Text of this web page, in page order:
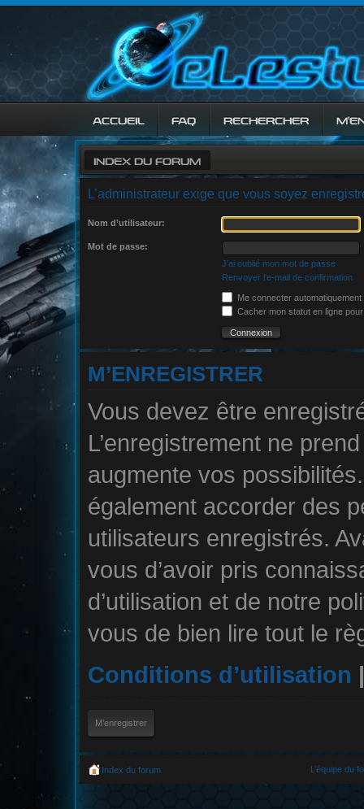
ACCUEIL FAQ RECHERCHER
INDEX DU FORUM
L’administrateur exige que vous soyez
Nom d’utilisateur:
Mot de passe:
J’ai oublié mon mot de passe
Renvoyer l’e-mail de confirmation
Me connecter
Cacher mon statut en ligne
M’ENREGISTRER
Vous devez être
L’enregistrement ne
augmente vos
également accorder des
utilisateurs enregistrés.
vous d’avoir pris
d’utilisation et de notre
vous de bien lire tout le
Conditions d’utilisation
M’enregistrer
Index du forum L’équipe du